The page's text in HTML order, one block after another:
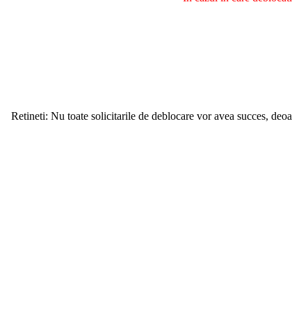
Retineti: Nu toate solicitarile de deblocare vor avea succes,